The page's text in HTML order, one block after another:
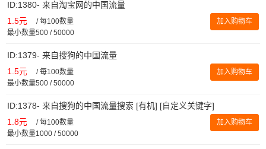
ID:1380- 来自淘宝网的中国流量
1.5元 /每100数量
最小数量500 / 50000
加入购物车
ID:1379- 来自搜狗的中国流量
1.5元 /每100数量
最小数量500 / 50000
加入购物车
ID:1378- 来自搜狗的中国流量搜索 [有机] [自定义关键字]
1.8元 /每100数量
最小数量1000 / 50000
加入购物车